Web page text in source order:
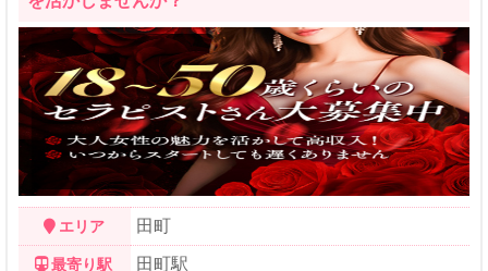
エリア 田町
最寄り駅 田町駅